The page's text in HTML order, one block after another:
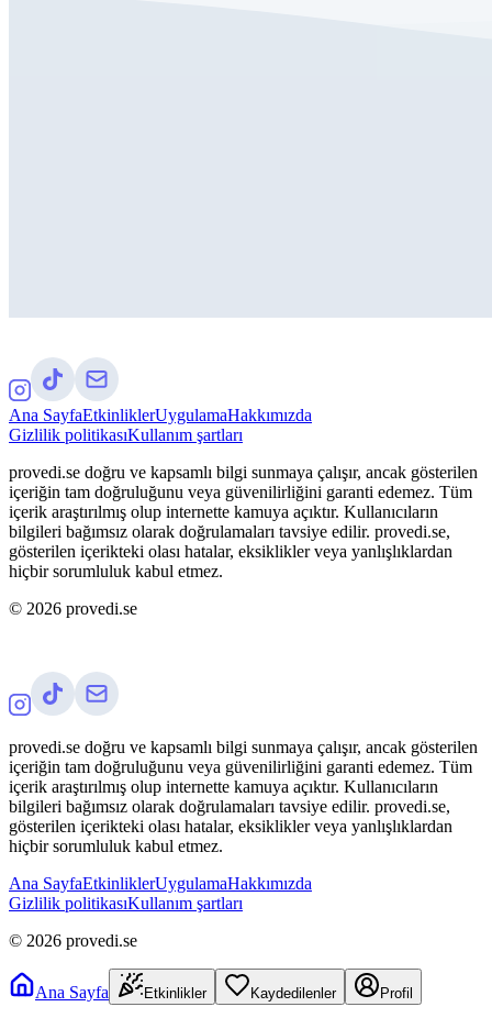
Ana SayfaEtkinliklerUygulamaHakkımızda
Gizlilik politikasıKullanım şartları
provedi.se doğru ve kapsamlı bilgi sunmaya çalışır, ancak gösterilen
içeriğin tam doğruluğunu veya güvenilirliğini garanti edemez. Tüm
içerik araştırılmış olup internette kamuya açıktır. Kullanıcıların
bilgileri bağımsız olarak doğrulamaları tavsiye edilir. provedi.se,
gösterilen içerikteki olası hatalar, eksiklikler veya yanlışlıklardan
hiçbir sorumluluk kabul etmez.
© 2026 provedi.se
provedi.se doğru ve kapsamlı bilgi sunmaya çalışır, ancak gösterilen
içeriğin tam doğruluğunu veya güvenilirliğini garanti edemez. Tüm
içerik araştırılmış olup internette kamuya açıktır. Kullanıcıların
bilgileri bağımsız olarak doğrulamaları tavsiye edilir. provedi.se,
gösterilen içerikteki olası hatalar, eksiklikler veya yanlışlıklardan
hiçbir sorumluluk kabul etmez.
Ana SayfaEtkinliklerUygulamaHakkımızda
Gizlilik politikasıKullanım şartları
© 2026 provedi.se
Ana Sayfa Etkinlikler Kaydedilenler Profil